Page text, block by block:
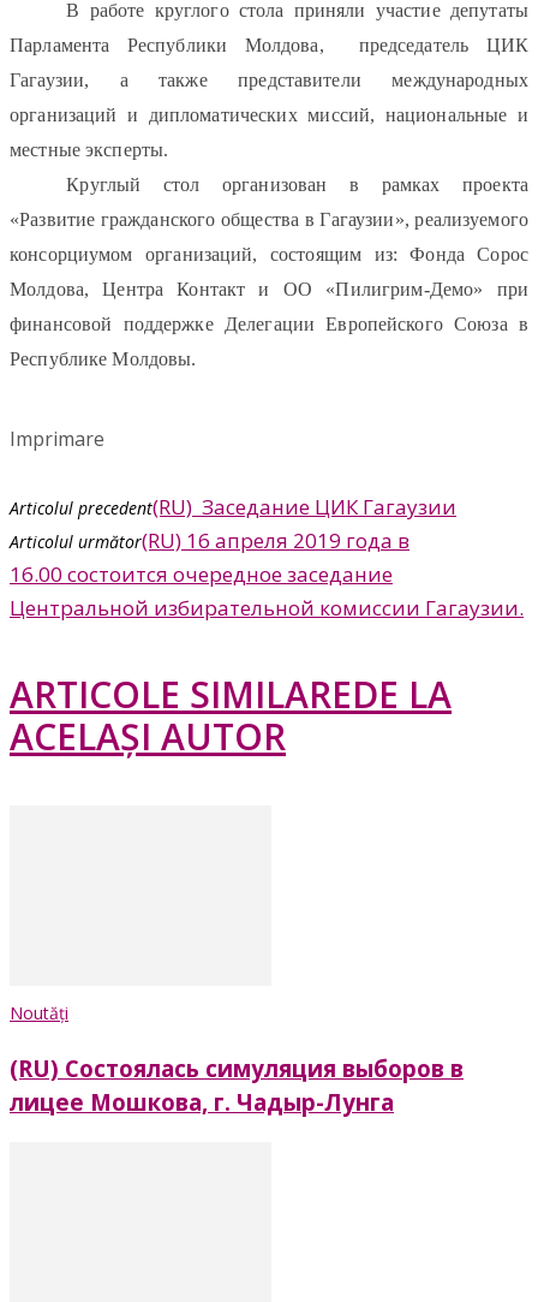
В работе круглого стола приняли участие депутаты
Парламента Республики Молдова, председатель ЦИК
Гагаузии, а также представители международных
организаций и дипломатических миссий, национальные и
местные эксперты.
Круглый стол организован в рамках проекта
«Развитие гражданского общества в Гагаузии», реализуемого
консорциумом организаций, состоящим из: Фонда Сорос
Молдова, Центра Контакт и ОО «Пилигрим-Демо» при
финансовой поддержке Делегации Европейского Союза в
Республике Молдовы.
Imprimare
Articolul precedent(RU) Заседание ЦИК Гагаузии
Articolul următor(RU) 16 апреля 2019 года в
16.00 состоится очередное заседание
Центральной избирательной комиссии Гагаузии.
ARTICOLE SIMILAREDE LA
ACELAȘI AUTOR
Noutăți
(RU) Состоялась симуляция выборов в
лицее Мошкова, г. Чадыр-Лунга